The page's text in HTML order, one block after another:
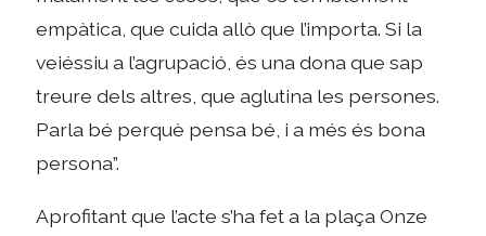
empàtica, que cuida allò que l’importa. Si la
veiéssiu a l’agrupació, és una dona que sap
treure dels altres, que aglutina les persones.
Parla bé perquè pensa bé, i a més és bona
persona”.
Aprofitant que l’acte s’ha fet a la plaça Onze